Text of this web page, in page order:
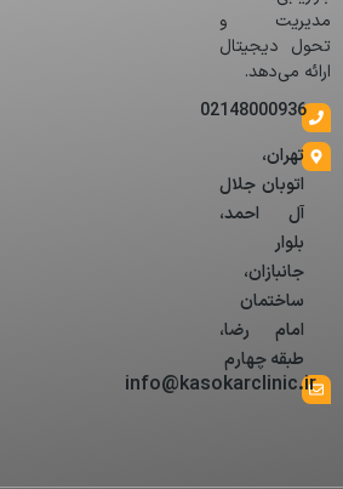
مدیریت و
تحول دیجیتال
ارائه می‌دهد.
02148000936
تهران،
اتوبان جلال
آل احمد،
بلوار
جانبازان،
ساختمان
امام رضا،
طبقه چهارم
info@kasokarclinic.ir